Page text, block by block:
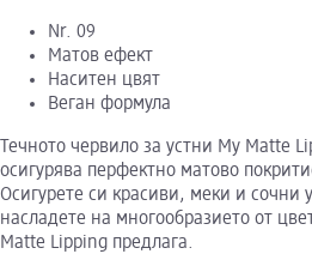
Nr. 09
Матов ефект
Наситен цвят
Веган формула
Течното червило за устни My Matte
осигурява перфектно матово
Осигурете си красиви, меки и сочни
насладете на многообразието от
Matte Lipping предлага.